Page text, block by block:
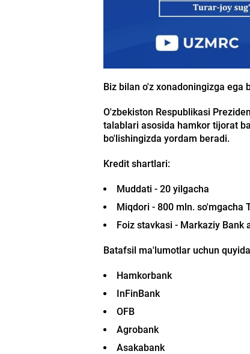
Biz bilan o'z xonadoningizga ega
O'zbekiston Respublikasi
talablari asosida hamkor tijorat
bo'lishingizda yordam beradi.
Kredit shartlari:
Muddati - 20 yilgacha
Miqdori - 800 mln. so'mgacha
Foiz stavkasi - Markaziy Bank
Batafsil ma'lumotlar uchun
Hamkorbank
InFinBank
OFB
Agrobank
Asakabank